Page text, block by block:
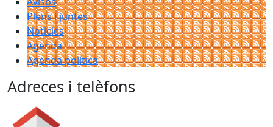
Plens i juntes
Noticies
Agenda
Agenda política
Adreces i telèfons